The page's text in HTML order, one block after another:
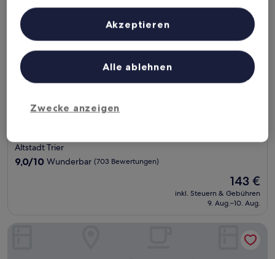
Altstadt Trier
9.0
9,0/10 Wunderbar (703 Bewertungen)
Der
Preis
beträgt
143 €
inkl. Steuern & Gebühren
9. Aug.–10. Aug.
Inhalte, Messung von Werbeleistung und der Performance von Inhalten,
Zielgruppenforschung sowie Entwicklung und Verbesserung von
Liste der Partner (Lieferanten)
Zwecke anzeigen
Alle ablehnen
Akzeptieren